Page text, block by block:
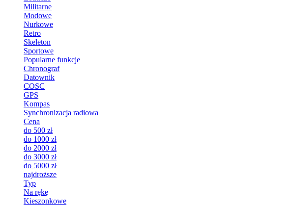
Militarne
Modowe
Nurkowe
Retro
Skeleton
Sportowe
Popularne funkcje
Chronograf
Datownik
COSC
GPS
Kompas
Synchronizacja radiowa
Cena
do 500 zł
do 1000 zł
do 2000 zł
do 3000 zł
do 5000 zł
najdroższe
Typ
Na rękę
Kieszonkowe